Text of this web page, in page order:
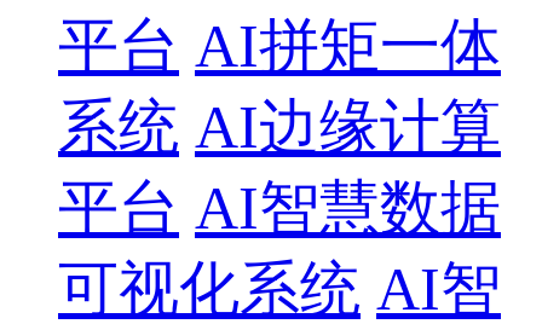
平台 AI拼矩一体
系统 AI边缘计算
平台 AI智慧数据
可视化系统 AI智